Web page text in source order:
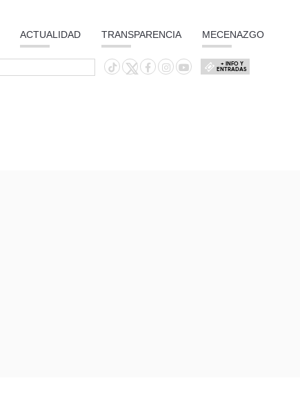
ACTUALIDAD TRANSPARENCIA MECENAZGO
+ INFO Y
ENTRADAS